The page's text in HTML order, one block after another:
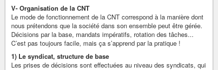
V- Organisation de la CNT
Le mode de fonctionnement de la CNT correspond à la manière dont
nous prétendons que la société dans son ensemble peut être gérée.
Décisions par la base, mandats impératifs, rotation des tâches...
C’est pas toujours facile, mais ça s’apprend par la pratique !
1) Le syndicat, structure de base
Les prises de décisions sont effectuées au niveau des syndicats, qui